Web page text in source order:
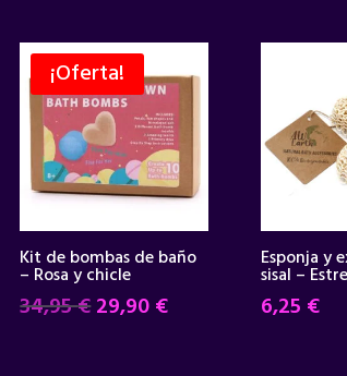
¡Oferta!
Kit de bombas de baño
– Rosa y chicle
34,95€El
29,90€El
Esponja y
sisal –
6,25 €